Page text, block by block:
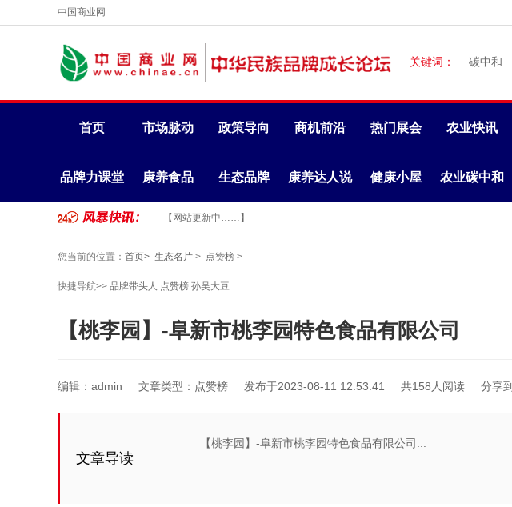
中国商业网
关键词： 碳中和
首页 市场脉动 政策导向 商机前沿 热门展会 农业快讯
品牌力课堂 康养食品 生态品牌 康养达人说 健康小屋 农业碳中和
【网站更新中……】
您当前的位置： 首页> 生态名片 > 点赞榜 >
快捷导航>> 品牌带头人 点赞榜 孙吴大豆
【桃李园】-阜新市桃李园特色食品有限公司
编辑： admin 文章类型：点赞榜 发布于2023-08-11 12:53:41 共158人阅读 分享到
文章导读
【桃李园】-阜新市桃李园特色食品有限公司...